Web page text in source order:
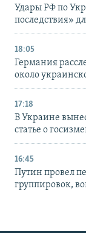
Удары РФ по
последствия»
18:05
Германия
около
17:18
В Украине
статье о
16:45
Путин провел
группировок,